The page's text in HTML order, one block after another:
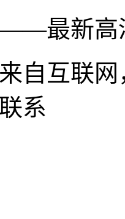
最新高
自互联
系